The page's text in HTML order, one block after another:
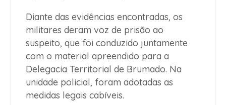
Diante das evidências encontradas, os
militares deram voz de prisão ao
suspeito, que foi conduzido juntamente
com o material apreendido para a
Delegacia Territorial de Brumado. Na
unidade policial, foram adotadas as
medidas legais cabíveis.